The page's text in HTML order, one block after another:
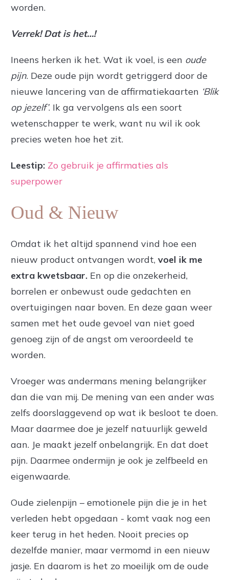
worden.
Verrek! Dat is het…!
Ineens herken ik het. Wat ik voel, is een oude
pijn. Deze oude pijn wordt getriggerd door de
nieuwe lancering van de affirmatiekaarten ‘Blik
op jezelf’. Ik ga vervolgens als een soort
wetenschapper te werk, want nu wil ik ook
precies weten hoe het zit.
Leestip: Zo gebruik je affirmaties als
superpower
Oud & Nieuw
Omdat ik het altijd spannend vind hoe een
nieuw product ontvangen wordt, voel ik me
extra kwetsbaar. En op die onzekerheid,
borrelen er onbewust oude gedachten en
overtuigingen naar boven. En deze gaan weer
samen met het oude gevoel van niet goed
genoeg zijn of de angst om veroordeeld te
worden.
Vroeger was andermans mening belangrijker
dan die van mij. De mening van een ander was
zelfs doorslaggevend op wat ik besloot te doen.
Maar daarmee doe je jezelf natuurlijk geweld
aan. Je maakt jezelf onbelangrijk. En dat doet
pijn. Daarmee ondermijn je ook je zelfbeeld en
eigenwaarde.
Oude zielenpijn – emotionele pijn die je in het
verleden hebt opgedaan - komt vaak nog een
keer terug in het heden. Nooit precies op
dezelfde manier, maar vermomd in een nieuw
jasje. En daarom is het zo moeilijk om de oude